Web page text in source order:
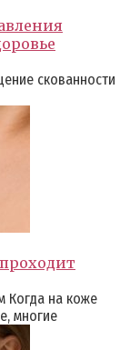
скованности
Когда на коже
многие